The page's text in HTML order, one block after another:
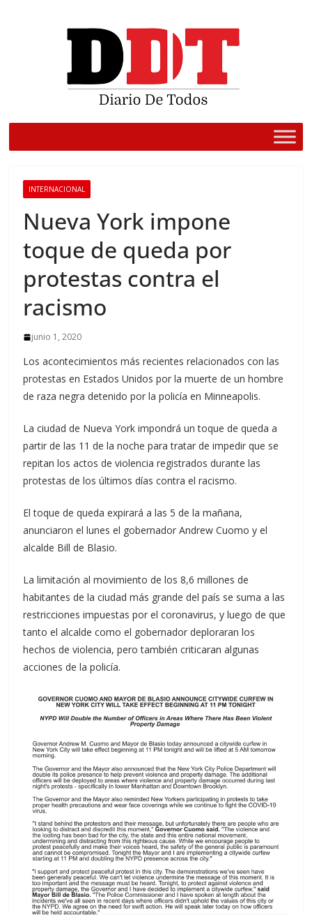
INTERNACIONAL
Nueva York impone
toque de queda por
protestas contra el
racismo
junio 1, 2020
Los acontecimientos más recientes relacionados con las
protestas en Estados Unidos por la muerte de un hombre
de raza negra detenido por la policía en Minneapolis.
La ciudad de Nueva York impondrá un toque de queda a
partir de las 11 de la noche para tratar de impedir que se
repitan los actos de violencia registrados durante las
protestas de los últimos días contra el racismo.
El toque de queda expirará a las 5 de la mañana,
anunciaron el lunes el gobernador Andrew Cuomo y el
alcalde Bill de Blasio.
La limitación al movimiento de los 8,6 millones de
habitantes de la ciudad más grande del país se suma a las
restricciones impuestas por el coronavirus, y luego de que
tanto el alcalde como el gobernador deploraran los
hechos de violencia, pero también criticaran algunas
acciones de la policía.